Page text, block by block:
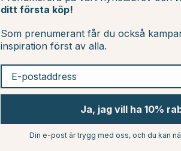
Grindhandtag bandanslutning svart
3st/fp
ditt första köp!
Som prenumerant får du också
inspiration först av alla.
E-postaddress
Ja, jag vill ha 10%
Din e-post är trygg med oss, och du kan